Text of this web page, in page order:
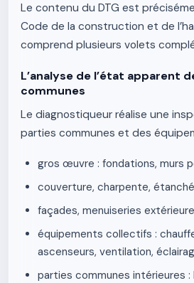
Le contenu du DTG est
Code de la construction et de
comprend plusieurs volets
L’analyse de l’état apparent
communes
Le diagnostiqueur réalise une
parties communes et des
gros œuvre : fondations, murs
couverture, charpente,
façades, menuiseries
équipements collectifs :
ascenseurs, ventilation,
parties communes intérieures :